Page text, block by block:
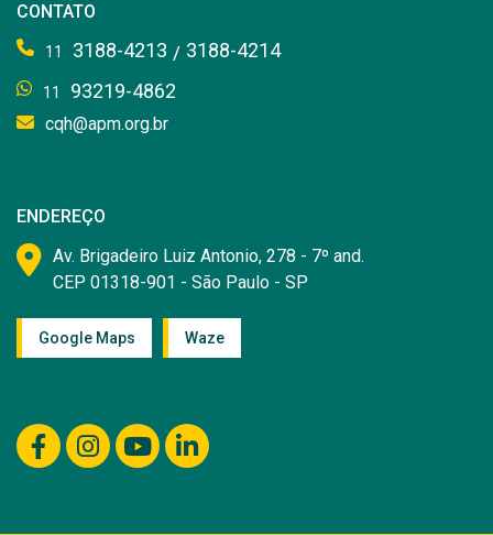
CONTATO
11 3188-4213 / 3188-4214
11 93219-4862
cqh@apm.org.br
ENDEREÇO
Av. Brigadeiro Luiz Antonio, 278 - 7º and.
CEP 01318-901 - São Paulo - SP
Google Maps Waze